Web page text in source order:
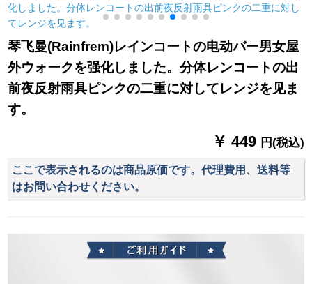
雨を防ぐぐぐぐ防風
と風雪のぼうの10*12
メトル
ーズ纯色伞グレイン
琴飞曼(Rainfrem)レインコートの电动バー男女屋
外ウォークを强化しました。分体レンコートの出
前夜反射雨具ピンクの二重に対してレンジを见ま
す。
￥ 449 円(税込)
ここで表示されるのは商品原価です。代理費用、送料等
はお問い合わせください。